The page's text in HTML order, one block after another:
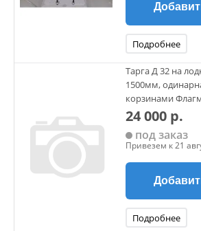
Подробнее
Тарга Д 32 на
1500мм,
корзинами
24 000 р.
под заказ
Привезем к 21
Подробнее